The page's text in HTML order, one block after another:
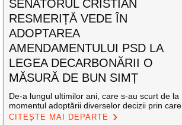
SENATORUL CRISTIAN
RESMERIȚĂ VEDE ÎN
ADOPTAREA
AMENDAMENTULUI PSD LA
LEGEA DECARBONĂRII O
MĂSURĂ DE BUN SIMȚ
De-a lungul ultimilor ani, care s-au scurt de la
momentul adoptării diverselor decizii prin care
CITEȘTE MAI DEPARTE